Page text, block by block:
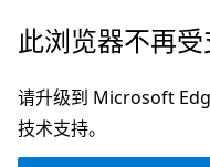
跳
主
要
内
此浏览器不再受
请升级到 Microsoft
技术支持。